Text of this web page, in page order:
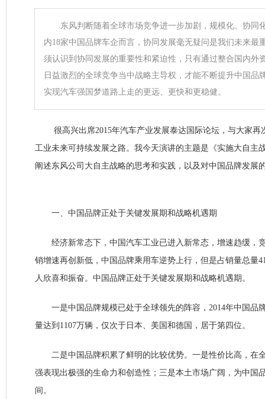
东风判断随着全球市场竞争进一步加剧，规模化、协同
内18家中国品牌车企而言，协同发展毫无疑问是我们未来最
须认识到协同发展的重要性和紧迫性，只有通过整合国内外
日益激烈的全球竞争当中战略主导权，才能不断提升中国品
实现汽车强国梦道路上走的更远、更快和更稳健。
很高兴出席2015年汽车产业发展泰达国际论坛，与大家再
工业未来可持续发展之路。我今天演讲的主题是《实施大自主
阐述东风公司大自主战略的思考和实践，以及对中国品牌发展
一、中国品牌正处于关键发展期和战略机遇期
经济新常态下，中国汽车工业已进入新常态，增速趋缓，
销增速再创新低，中国品牌乘用车逆势上行，但是占销量总量
人欣喜和振奋。中国品牌正处于关键发展期和战略机遇期。
一是中国品牌规模已处于全球领先的阵容，2014年中国品
量达到1107万辆，仅次于日本、美国和德国，居于第四位。
二是中国品牌积累了鲜明的比较优势。一是性价比高，在
强表现出极强的生命力和创造性；三是本土市场广阔，为中国
间。